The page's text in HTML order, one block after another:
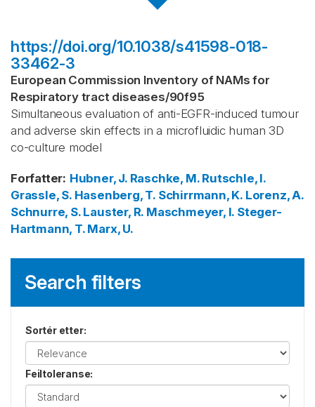
https://doi.org/10.1038/s41598-018-
33462-3
European Commission Inventory of NAMs for
Respiratory tract diseases/90f95
Simultaneous evaluation of anti-EGFR-induced tumour
and adverse skin effects in a microfluidic human 3D
co-culture model
Forfatter: Hubner, J. Raschke, M. Rutschle, I.
Grassle, S. Hasenberg, T. Schirrmann, K. Lorenz, A.
Schnurre, S. Lauster, R. Maschmeyer, I. Steger-
Hartmann, T. Marx, U.
Search filters
Sortér etter:
Feiltoleranse: